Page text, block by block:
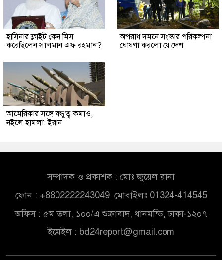
হাসিনার ফ্লাইট কেন মিস
করেছিলেন সালমান এফ রহমান?
অপরাধ দমনে সংস্কার পরিকল্পনা
ঘোষণা করলো যে দেশ
আমেরিকার সঙ্গে বন্ধুত্ব কমাও,
নইলে হামলা: ইরান
সম্পাদক ও প্রকাশক : মোঃ জুয়েল রানা
ফোন : +8802222243049, মোবাইলঃ 01324-414545
অফিস : ৫ম তলা, ১০০/এ শুক্রাবাদ, ধানমন্ডি, ঢাকা-১২০৭
ইমেইল : bd24report@gmail.com